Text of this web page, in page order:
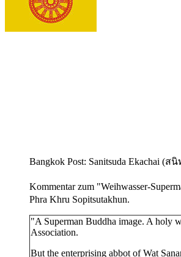
Bangkok Post: Sanitsuda Ekachai (
Kommentar zum "Weihwasser-
Phra Khru Sopitsutakhun.
"A Superman Buddha image. A holy
Association.
But the enterprising abbot of Wat